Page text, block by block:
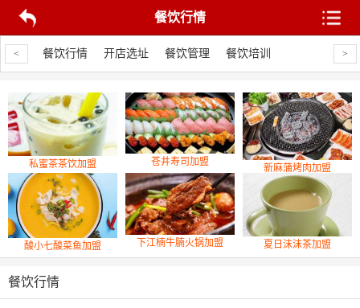
餐饮行情
<
线 餐饮行情 开店选址 餐饮管理 餐饮培训 >
私蜜茶茶饮加盟 苍井寿司加盟
新麻蒲烤肉加盟
酸小七酸菜鱼加盟 下江楠牛腩火锅加盟 夏日沫沫茶加盟
餐饮行情